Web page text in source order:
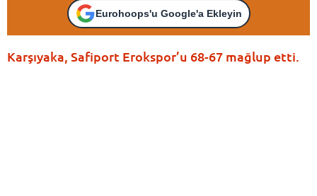
Eurohoops'u Google'a Ekleyin
Karşıyaka, Safiport Erokspor’u 68-67 mağlup etti.